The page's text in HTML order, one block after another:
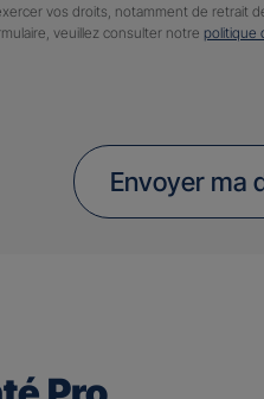
vos droits, notamment de retrait
veuillez consulter notre politique
Envoyer ma